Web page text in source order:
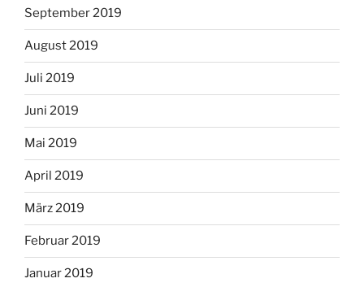
September 2019
August 2019
Juli 2019
Juni 2019
Mai 2019
April 2019
März 2019
Februar 2019
Januar 2019